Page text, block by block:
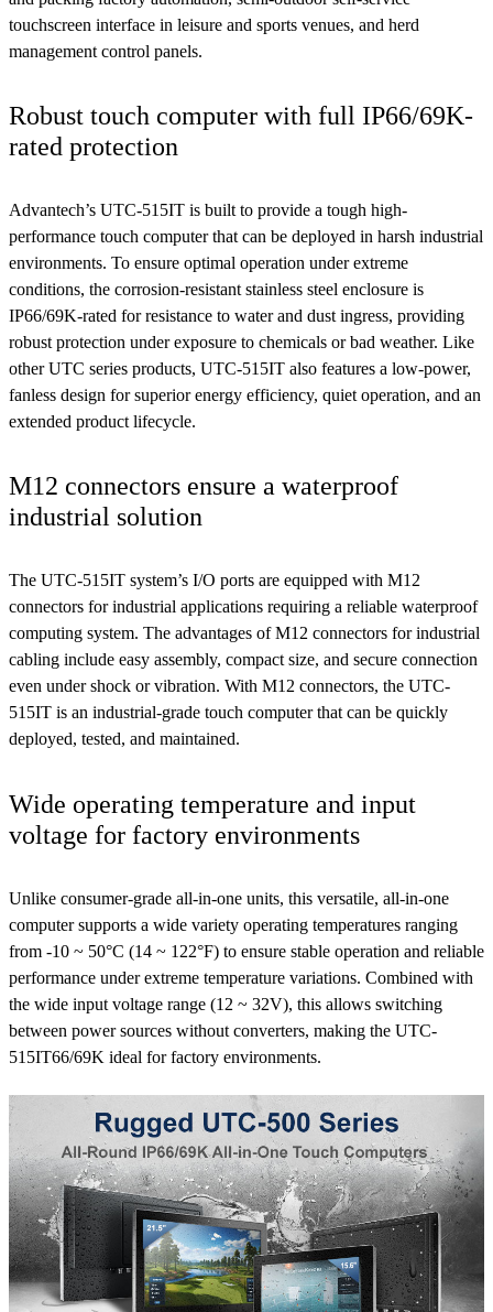
touchscreen interface in leisure and sports venues, and herd
management control panels.
Robust touch computer with full IP66/69K-
rated protection
Advantech’s UTC-515IT is built to provide a tough high-
performance touch computer that can be deployed in harsh industrial
environments. To ensure optimal operation under extreme
conditions, the corrosion-resistant stainless steel enclosure is
IP66/69K-rated for resistance to water and dust ingress, providing
robust protection under exposure to chemicals or bad weather. Like
other UTC series products, UTC-515IT also features a low-power,
fanless design for superior energy efficiency, quiet operation, and an
extended product lifecycle.
M12 connectors ensure a waterproof
industrial solution
The UTC-515IT system’s I/O ports are equipped with M12
connectors for industrial applications requiring a reliable waterproof
computing system. The advantages of M12 connectors for industrial
cabling include easy assembly, compact size, and secure connection
even under shock or vibration. With M12 connectors, the UTC-
515IT is an industrial-grade touch computer that can be quickly
deployed, tested, and maintained.
Wide operating temperature and input
voltage for factory environments
Unlike consumer-grade all-in-one units, this versatile, all-in-one
computer supports a wide variety operating temperatures ranging
from -10 ~ 50°C (14 ~ 122°F) to ensure stable operation and reliable
performance under extreme temperature variations. Combined with
the wide input voltage range (12 ~ 32V), this allows switching
between power sources without converters, making the UTC-
515IT66/69K ideal for factory environments.